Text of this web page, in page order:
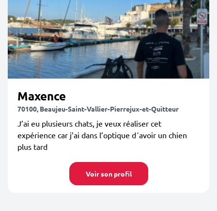
Maxence
70100, Beaujeu-Saint-Vallier-Pierrejux-et-Quitteur
J’ai eu plusieurs chats, je veux réaliser cet
expérience car j’ai dans l’optique d´avoir un chien
plus tard
Voir son profil